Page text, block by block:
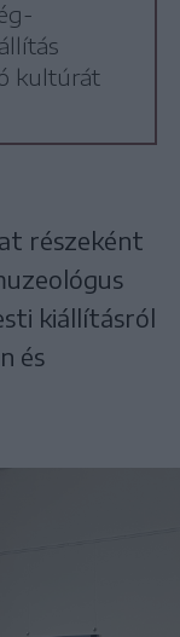
kultúrát
részeként
kiállításról
és